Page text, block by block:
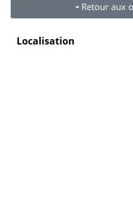
Localisation
╸Retour aux